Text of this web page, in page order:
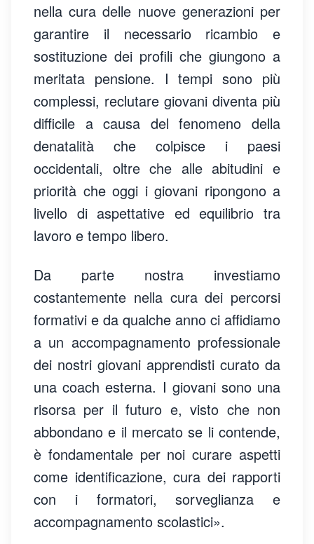
nella cura delle nuove generazioni per
garantire il necessario ricambio e
sostituzione dei profili che giungono a
meritata pensione. I tempi sono più
complessi, reclutare giovani diventa più
difficile a causa del fenomeno della
denatalità che colpisce i paesi
occidentali, oltre che alle abitudini e
priorità che oggi i giovani ripongono a
livello di aspettative ed equilibrio tra
lavoro e tempo libero.
Da parte nostra investiamo
costantemente nella cura dei percorsi
formativi e da qualche anno ci affidiamo
a un accompagnamento professionale
dei nostri giovani apprendisti curato da
una coach esterna. I giovani sono una
risorsa per il futuro e, visto che non
abbondano e il mercato se li contende,
è fondamentale per noi curare aspetti
come identificazione, cura dei rapporti
con i formatori, sorveglianza e
accompagnamento scolastici».